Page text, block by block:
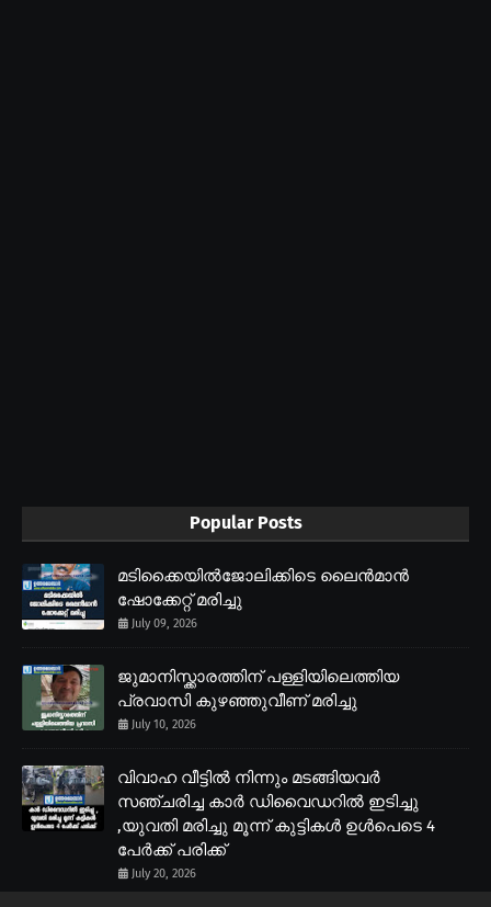
Popular Posts
മടിക്കൈയിൽജോലിക്കിടെ ലൈൻമാൻ
ഷോക്കേറ്റ് മരിച്ചു
July 09, 2026
ജുമാനിസ്ക്കാരത്തിന് പള്ളിയിലെത്തിയ
പ്രവാസി കുഴഞ്ഞുവീണ് മരിച്ചു
July 10, 2026
വിവാഹ വീട്ടിൽ നിന്നും മടങ്ങിയവർ
സഞ്ചരിച്ച കാർ ഡിവൈഡറിൽ ഇടിച്ചു
,യുവതി മരിച്ചു മൂന്ന് കുട്ടികൾ ഉൾപെടെ 4
പേർക്ക് പരിക്ക്
July 20, 2026